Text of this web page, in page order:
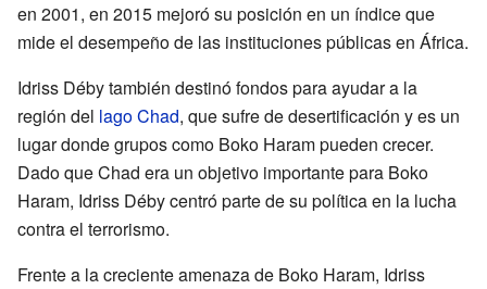
en 2001, en 2015 mejoró su posición en un índice que
mide el desempeño de las instituciones públicas en África.
Idriss Déby también destinó fondos para ayudar a la
región del lago Chad, que sufre de desertificación y es un
lugar donde grupos como Boko Haram pueden crecer.
Dado que Chad era un objetivo importante para Boko
Haram, Idriss Déby centró parte de su política en la lucha
contra el terrorismo.
Frente a la creciente amenaza de Boko Haram, Idriss